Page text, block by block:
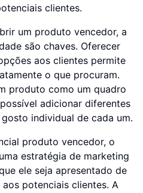
clientes.
um produto vencedor, a
são chaves. Oferecer
aos clientes permite
o que procuram.
produto como um quadro
adicionar diferentes
individual de cada um.
produto vencedor, o
estratégia de marketing
ele seja apresentado de
potenciais clientes. A